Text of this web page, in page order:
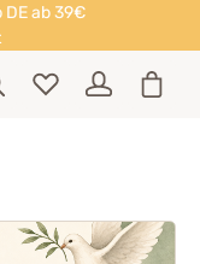
DE ab 39€